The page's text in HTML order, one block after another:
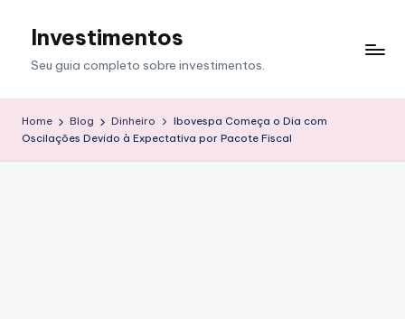
Investimentos
Seu guia completo sobre investimentos.
Home Blog Dinheiro
Ibovespa Começa o Dia com
Oscilações Devido à Expectativa por Pacote Fiscal